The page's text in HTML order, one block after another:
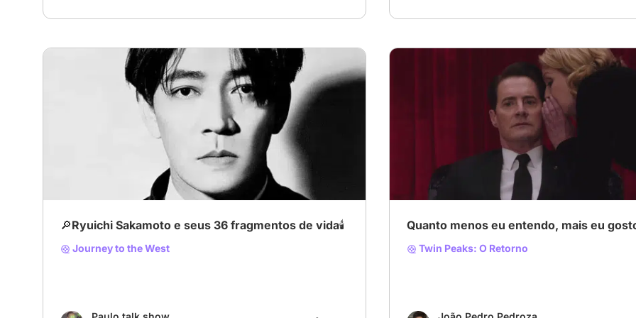
🔎Ryuichi Sakamoto e seus 36 fragmentos de vida🕯️
Journey to the West
Quanto menos eu entendo, mais eu
Twin Peaks: O Retorno